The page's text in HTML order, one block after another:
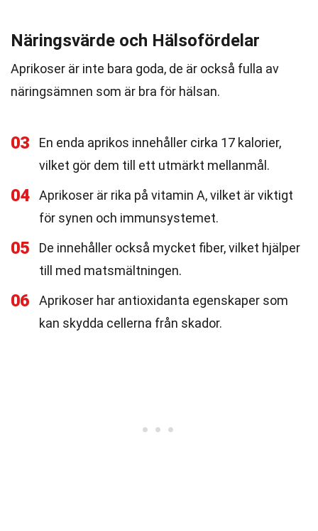
Näringsvärde och Hälsofördelar
Aprikoser är inte bara goda, de är också fulla av
näringsämnen som är bra för hälsan.
03
En enda aprikos innehåller cirka 17 kalorier,
vilket gör dem till ett utmärkt mellanmål.
04
Aprikoser är rika på vitamin A, vilket är viktigt
för synen och immunsystemet.
05
De innehåller också mycket fiber, vilket hjälper
till med matsmältningen.
06
Aprikoser har antioxidanta egenskaper som
kan skydda cellerna från skador.